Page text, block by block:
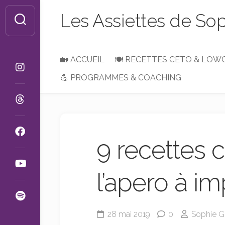
Skip
content
Les Assiettes de
🏡 ACCUEIL 🍽 RECETTES CETO &
Petit-
Entrées
&
Plats
💪 PROGRAMMES & COACHING
9 recettes
l’apero à
28 mai 2019 0 Sophie